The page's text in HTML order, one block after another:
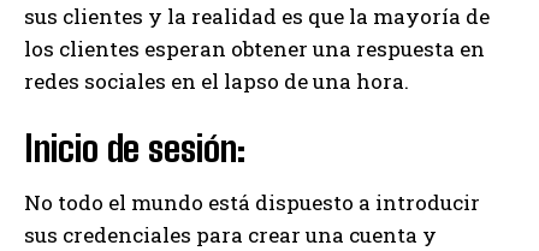
sus clientes y la realidad es que la mayoría de
los clientes esperan obtener una respuesta en
redes sociales en el lapso de una hora.
Inicio de sesión:
No todo el mundo está dispuesto a introducir
sus credenciales para crear una cuenta y